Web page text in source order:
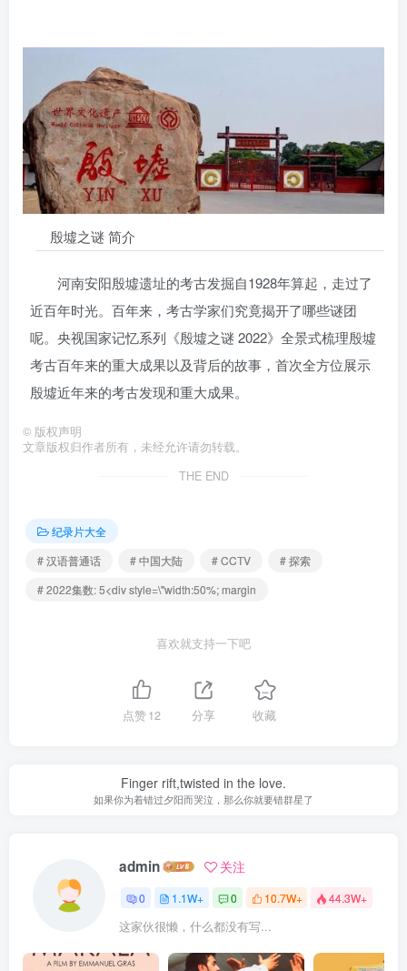
殷墟之谜 简介
河南安阳殷墟遗址的考古发掘自1928年算起，走过了
近百年时光。百年来，考古学家们究竟揭开了哪些谜团
呢。央视国家记忆系列《殷墟之谜 2022》全景式梳理殷墟
考古百年来的重大成果以及背后的故事，首次全方位展示
殷墟近年来的考古发现和重大成果。
© 版权声明
文章版权归作者所有，未经允许请勿转载。
THE END
纪录片大全
# 汉语普通话
# 中国大陆 # CCTV
# 探索
# 2022集数: 5<div style=\"width:50%; margin
喜欢就支持一下吧
点赞12 分享 收藏
Finger rift,twisted in the love.
如果你为着错过夕阳而哭泣，那么你就要错群星了
admin 关注
0 1.1W+ 0 10.7W+ 44.3W+
这家伙很懒，什么都没有写...